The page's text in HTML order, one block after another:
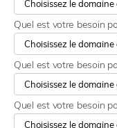
Quel est votre besoin
Quel est votre besoin
Quel est votre besoin